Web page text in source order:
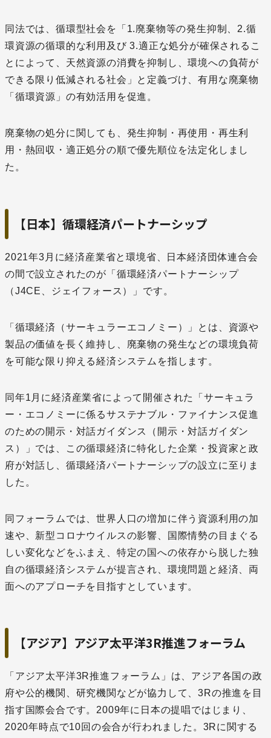
同法では、循環型社会を「1.廃棄物等の発生抑制、2.循
環資源の循環的な利用及び 3.適正な処分が確保されるこ
とによって、天然資源の消費を抑制し、環境への負荷が
できる限り低減される社会」と定義づけ、有用な廃棄物
「循環資源」の有効活用を促進。
廃棄物の処分に関しても、発生抑制・再使用・再生利
用・熱回収・適正処分の順で優先順位を法定化しまし
た。
【日本】循環経済パートナーシップ
2021年3月に経済産業省と環境省、日本経済団体連合会
の間で設立されたのが「循環経済パートナーシップ
（J4CE、ジェイフォース）」です。
「循環経済（サーキュラーエコノミー）」とは、資源や
製品の価値を長く維持し、廃棄物の発生などの環境負荷
を可能な限り抑える経済システムを指します。
同年1月に経済産業省によって開催された「サーキュラ
ー・エコノミーに係るサステナブル・ファイナンス促進
のための開示・対話ガイダンス（開示・対話ガイダン
ス）」では、この循環経済に特化した企業・投資家と政
府が対話し、循環経済パートナーシップの設立に至りま
した。
同フォーラムでは、世界人口の増加に伴う資源利用の加
速や、新型コロナウイルスの影響、国際情勢の目まぐる
しい変化などをふまえ、特定の国への依存から脱した独
自の循環経済システムが提言され、環境問題と経済、両
面へのアプローチを目指すとしています。
【アジア】アジア太平洋3R推進フォーラム
「アジア太平洋3R推進フォーラム」は、アジア各国の政
府や公的機関、研究機関などが協力して、3Rの推進を目
指す国際会合です。2009年に日本の提唱ではじまり、
2020年時点で10回の会合が行われました。3Rに関する